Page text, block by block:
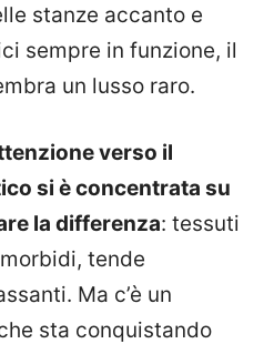
stanze accanto e
sempre in funzione, il
un lusso raro.
verso il
si è concentrata su
la differenza: tessuti
tende
Ma c’è un
sta conquistando